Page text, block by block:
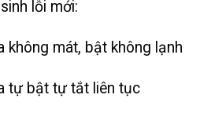
lỗi mới:
không mát, bật không lạnh
tự bật tự tắt liên tục